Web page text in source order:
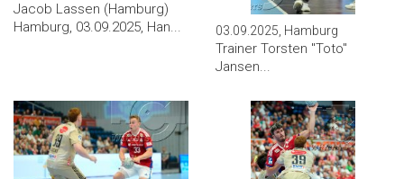
Jacob Lassen (Hamburg)
Hamburg, 03.09.2025, Han...
03.09.2025, Hamburg
Trainer Torsten ''Toto''
Jansen...